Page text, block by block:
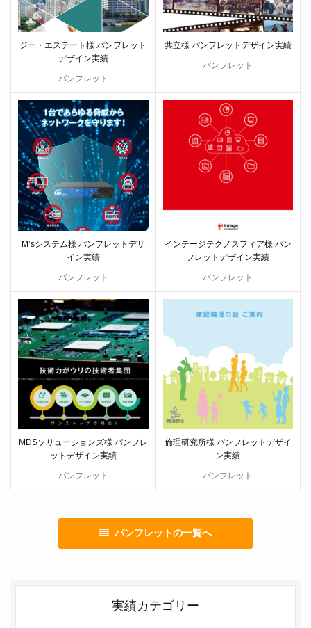
ジー・エステート様 パンフレット
デザイン実績
パンフレット
共立様 パンフレットデザイン実績
パンフレット
M’sシステム様 パンフレットデザ
イン実績
パンフレット
インテージテクノスフィア様 パン
フレットデザイン実績
パンフレット
MDSソリューションズ様 パンフレ
ットデザイン実績
パンフレット
倫理研究所様 パンフレットデザイ
ン実績
パンフレット
パンフレットの一覧へ
実績カテゴリー